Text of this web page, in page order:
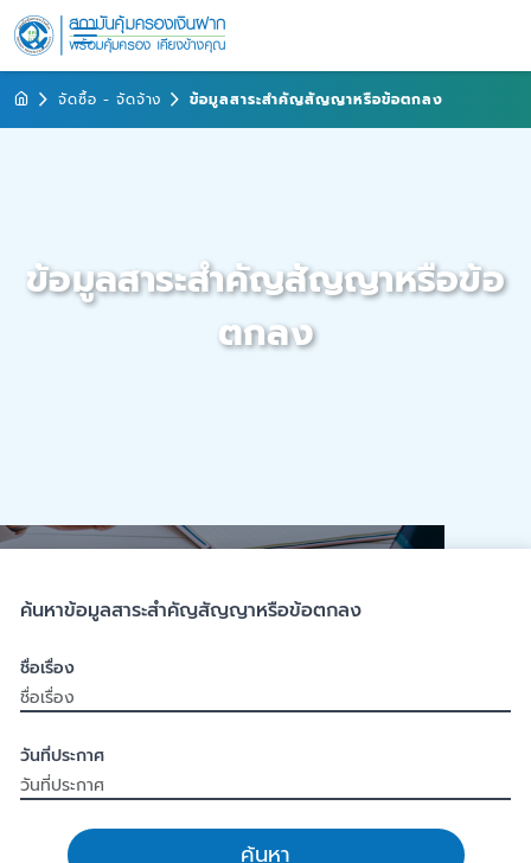
จัดซื้อ - จัดจ้าง ข้อมูลสาระสำคัญสัญญาหรือข้อตกลง
ข้อมูลสาระสำคัญสัญญาหรือข้อ
ตกลง
ค้นหาข้อมูลสาระสำคัญสัญญาหรือข้อตกลง
ชื่อเรื่อง
วันที่ประกาศ
ค้นหา